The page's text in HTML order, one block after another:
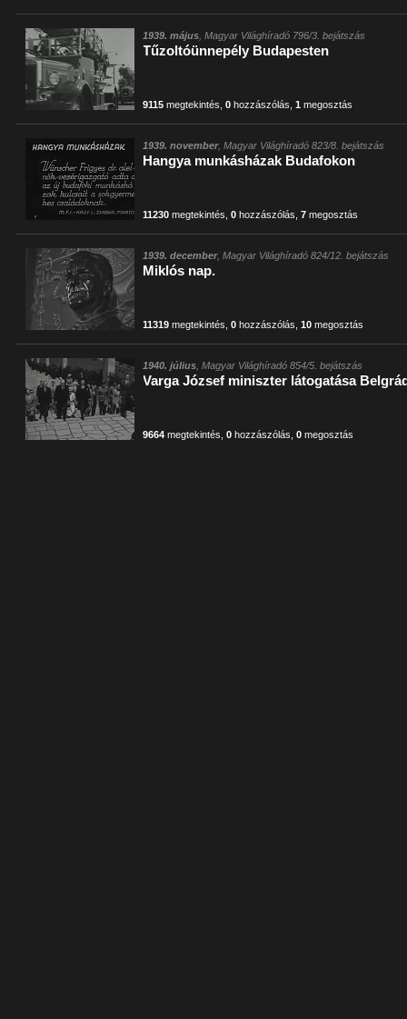
1939. május , Magyar Világhíradó 796/3. bejátszás
Tűzoltóünnepély Budapesten
9115 megtekintés ,0 hozzászólás ,1 megosztás
1939. november, Magyar Világhíradó 823/8. bejátszás
Hangya munkásházak Budafokon
11230 megtekintés ,0 hozzászólás ,7 megosztás
1939. december, Magyar Világhíradó 824/12. bejátszás
Miklós nap.
11319 megtekintés ,0 hozzászólás ,10 megosztás
1940. július , Magyar Világhíradó 854/5. bejátszás
Varga József miniszter látogatása
9664 megtekintés ,0 hozzászólás ,0 megosztás